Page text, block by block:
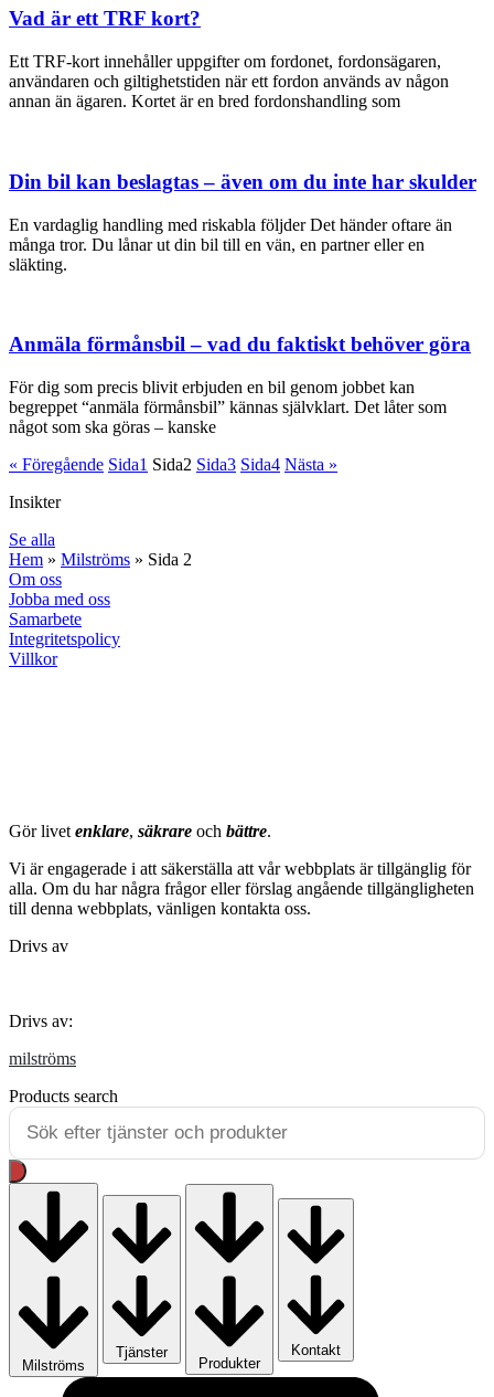
Vad är ett TRF kort?
Ett TRF-kort innehåller uppgifter om fordonet, fordonsägaren,
användaren och giltighetstiden när ett fordon används av någon
annan än ägaren. Kortet är en bred fordonshandling som
Din bil kan beslagtas – även om du inte har skulder
En vardaglig handling med riskabla följder Det händer oftare än
många tror. Du lånar ut din bil till en vän, en partner eller en
släkting.
Anmäla förmånsbil – vad du faktiskt behöver göra
För dig som precis blivit erbjuden en bil genom jobbet kan
begreppet “anmäla förmånsbil” kännas självklart. Det låter som
något som ska göras – kanske
« Föregående Sida1 Sida2 Sida3 Sida4 Nästa »
Insikter
Se alla
Hem » Milströms » Sida 2
Om oss
Jobba med oss
Samarbete
Integritetspolicy
Villkor
Gör livet enklare, säkrare och bättre.
Vi är engagerade i att säkerställa att vår webbplats är tillgänglig för
alla. Om du har några frågor eller förslag angående tillgängligheten
till denna webbplats, vänligen kontakta oss.
Drivs av
Drivs av:
milströms
Products search
Milströms
Tjänster
Produkter
Kontakt